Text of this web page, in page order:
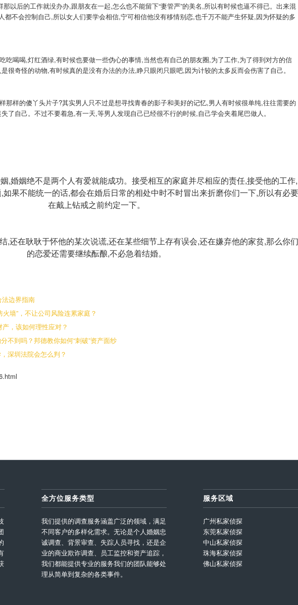
以后的工作就没办办,跟朋友在一起,怎么也不能留下“妻管严”的美名,所以有时候也逼不得已。出来混
都不会控制自己,所以女人们要学会相信,宁可相信他没有移情别恋,也千万不能产生怀疑,因为怀疑的多
吃喝喝,灯红酒绿,有时候也要做一些伪心的事情,当然也有自己的朋友圈,为了工作,为了得到对方的信
很奇怪的动物,有时候真的是没有办法的办法,睁只眼闭只眼吧,因为计较的太多反而会伤害了自己。
那样的傻丫头片子?其实男人只不过是想寻找青春的影子和美好的记忆,男人有时候很单纯,往往需要的
了自己。不过不要着急,有一天,等男人发现自己已经很不行的时候,自己学会夹着尾巴做人。
,婚姻绝不是两个人有爱就能成功。接受相互的家庭并尽相应的责任,接受他的工作,
果不能统一的话,都会在婚后日常的相处中时不时冒出来折磨你们一下,所以有必
在戴上钻戒之前约定一下。
,还在耿耿于怀他的某次说谎,还在某些细节上存有误会,还在嫌弃他的家贫,那么你
的恋爱还需要继续酝酿,不必急着结婚。
边界指南
墙”，不让公司风险连累家庭？
产，该如何理性应对？
不到吗？邦德教你如何“刺破”资产面纱
深圳法院会怎么判？
全方位服务类型
我们提供的调查服务涵盖广泛的领域，满足
不同客户的多样化需求。无论是个人婚姻忠
诚调查、背景审查、失踪人员寻找，还是企
业的商业欺诈调查、员工监控和资产追踪，
我们都能提供专业的服务我们的团队能够处
理从简单到复杂的各类事件。
服务区域
广州私家侦探
东莞私家侦探
中山私家侦探
珠海私家侦探
佛山私家侦探